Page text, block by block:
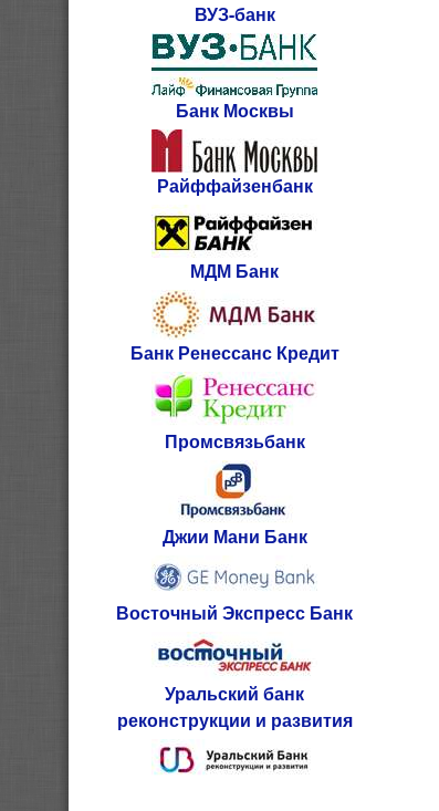
ВУЗ-банк
Банк Москвы
Райффайзенбанк
МДМ Банк
Банк Ренессанс Кредит
Промсвязьбанк
Джии Мани Банк
Восточный Экспресс Банк
Уральский банк
реконструкции и развития